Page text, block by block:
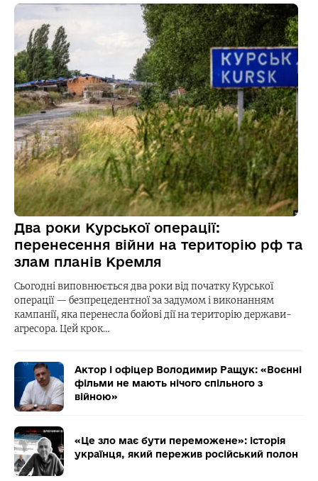
Два роки Курської операції:
перенесення війни на територію рф та
злам планів Кремля
Сьогодні виповнюється два роки від початку Курської
операції — безпрецедентної за задумом і виконанням
кампанії, яка перенесла бойові дії на територію держави-
агресора. Цей крок…
Актор і офіцер Володимир Ращук: «Воєнні
фільми не мають нічого спільного з
війною»
«Це зло має бути переможене»: історія
українця, який пережив російський полон